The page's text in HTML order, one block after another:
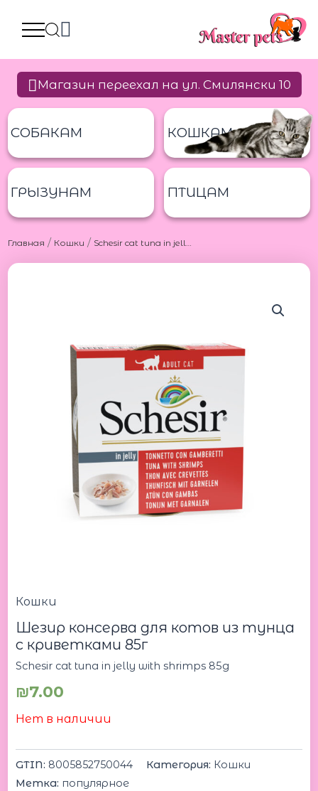
Магазин переехал на ул. Смилянски 10
СОБАКАМ КОШКАМ
ГРЫЗУНАМ ПТИЦАМ
Главная / Кошки / Schesir cat tuna in jelly with shrimps 85g Шезир консерва для котов из тунца с криветками 85г
Кошки
Шезир консерва для котов из тунца
с криветками 85г
Schesir cat tuna in jelly with shrimps 85g
₪7.00
Нет в наличии
GTIN: 8005852750044 Категория: Кошки
Метка: популярное